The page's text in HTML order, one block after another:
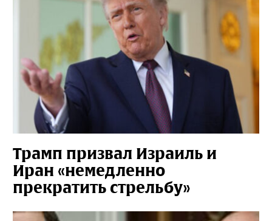
Трамп призвал Израиль и
Иран «немедленно
прекратить стрельбу»